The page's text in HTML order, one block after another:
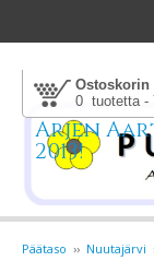
Ostoskorin
0 tuotetta -
Arjen
2013!
Päätaso ›› Nuutajärvi